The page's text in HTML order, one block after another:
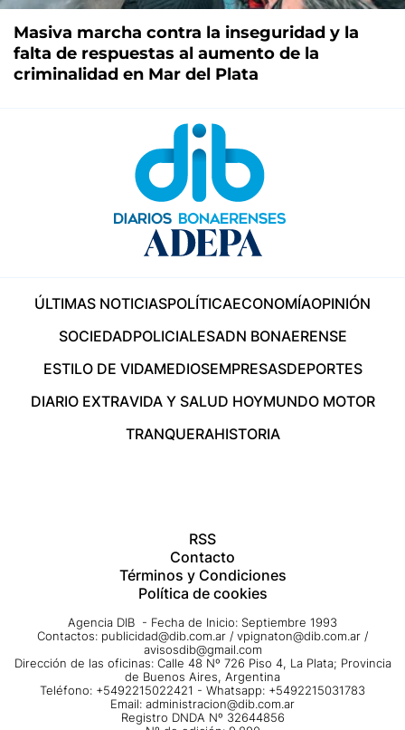
Masiva marcha contra la inseguridad y la
falta de respuestas al aumento de la
criminalidad en Mar del Plata
ÚLTIMAS NOTICIASPOLÍTICAECONOMÍAOPINIÓN
SOCIEDADPOLICIALESADN BONAERENSE
ESTILO DE VIDAMEDIOSEMPRESASDEPORTES
DIARIO EXTRAVIDA Y SALUD HOYMUNDO MOTOR
TRANQUERAHISTORIA
RSS
Contacto
Términos y Condiciones
Política de cookies
Agencia DIB - Fecha de Inicio: Septiembre 1993
Contactos: publicidad@dib.com.ar / vpignaton@dib.com.ar /
avisosdib@gmail.com
Dirección de las oficinas: Calle 48 Nº 726 Piso 4, La Plata; Provincia
de Buenos Aires, Argentina
Teléfono: +5492215022421 - Whatsapp: +5492215031783
Email: administracion@dib.com.ar
Registro DNDA Nº 32644856